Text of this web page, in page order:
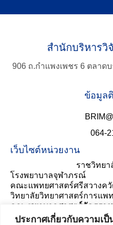
ประกาศเกี่ยวกับความเ
สำนักบริหารวิ
906 ถ.กำแพงเพชร 6 ตลาด
ข้อมูล
064-
เว็บไซต์หน่วยงาน
ราชวิทย
โรงพยาบาลจุฬาภรณ์
คณะแพทยศาสตร์ศรีสวางค
วิทยาลัยวิทยาศาสตร์การแพ
คณะพยาบาลศาสตร์อัครรา
ประเมินค